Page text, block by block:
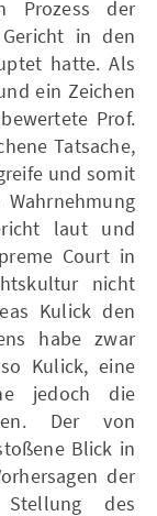
Prozess der
Gericht in den
hatte. Als
ein Zeichen
Prof.
Tatsache,
und somit
laut und
Court in
nicht
Kulick den
habe zwar
Kulick, eine
jedoch die
Der von
Blick in
der
des